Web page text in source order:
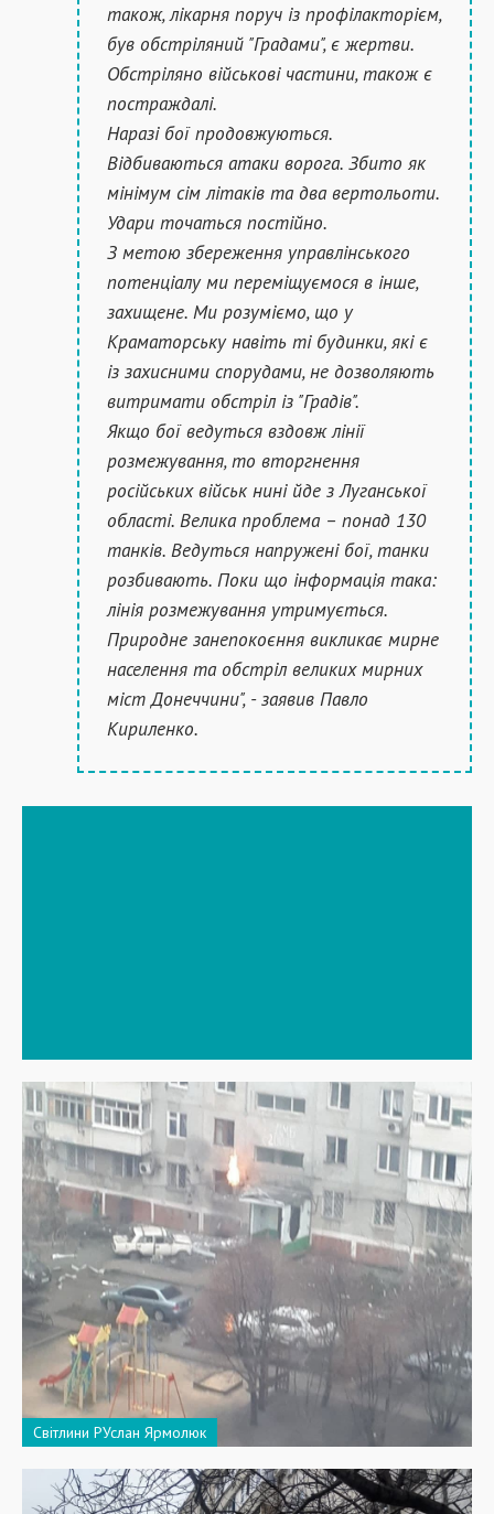
також, лікарня поруч із профілакторієм,
був обстріляний "Градами", є жертви.
Обстріляно військові частини, також є
постраждалі.
Наразі бої продовжуються.
Відбиваються атаки ворога. Збито як
мінімум сім літаків та два вертольоти.
Удари точаться постійно.
З метою збереження управлінського
потенціалу ми переміщуємося в інше,
захищене. Ми розуміємо, що у
Краматорську навіть ті будинки, які є
із захисними спорудами, не дозволяють
витримати обстріл із "Градів".
Якщо бої ведуться вздовж лінії
розмежування, то вторгнення
російських військ нині йде з Луганської
області. Велика проблема – понад 130
танків. Ведуться напружені бої, танки
розбивають. Поки що інформація така:
лінія розмежування утримується.
Природне занепокоєння викликає мирне
населення та обстріл великих мирних
міст Донеччини", - заявив Павло
Кириленко.
Світлини РУслан Ярмолюк